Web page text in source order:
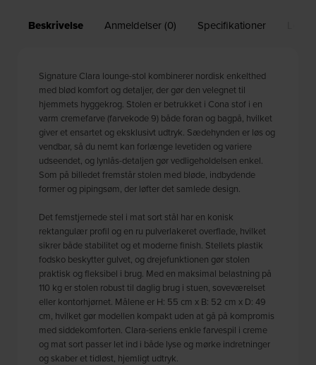
Beskrivelse Anmeldelser (0) Specifikationer
Signature Clara lounge-stol kombinerer nordisk enkelthed
med blød komfort og detaljer, der gør den velegnet til
hjemmets hyggekrog. Stolen er betrukket i Cona stof i en
varm cremefarve (farvekode 9) både foran og bagpå, hvilket
giver et ensartet og eksklusivt udtryk. Sædehynden er løs og
vendbar, så du nemt kan forlænge levetiden og variere
udseendet, og lynlås-detaljen gør vedligeholdelsen enkel.
Som på billedet fremstår stolen med bløde, indbydende
former og pipingsøm, der løfter det samlede design.
Det femstjernede stel i mat sort stål har en konisk
rektangulær profil og en ru pulverlakeret overflade, hvilket
sikrer både stabilitet og et moderne finish. Stellets plastik
fodsko beskytter gulvet, og drejefunktionen gør stolen
praktisk og fleksibel i brug. Med en maksimal belastning på
110 kg er stolen robust til daglig brug i stuen, soveværelset
eller kontorhjørnet. Målene er H: 55 cm x B: 52 cm x D: 49
cm, hvilket gør modellen kompakt uden at gå på kompromis
med siddekomforten. Clara-seriens enkle farvespil i creme
og mat sort passer let ind i både lyse og mørke indretninger
og skaber et tidløst, hjemligt udtryk.